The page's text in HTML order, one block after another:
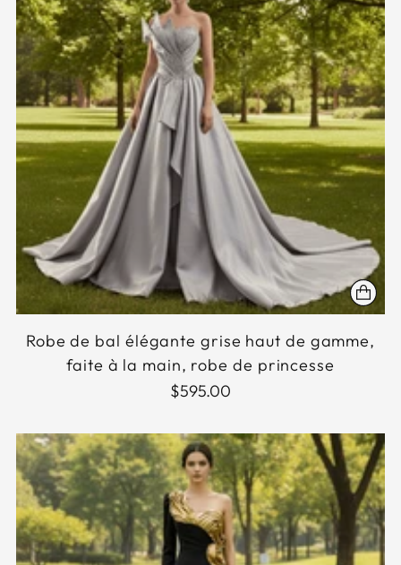
Robe de bal élégante grise haut de gamme,
faite à la main, robe de princesse
$595.00